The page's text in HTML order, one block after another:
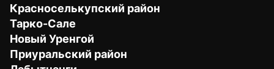
Красноселькупский район
Тарко-Сале
Новый Уренгой
Приуральский район